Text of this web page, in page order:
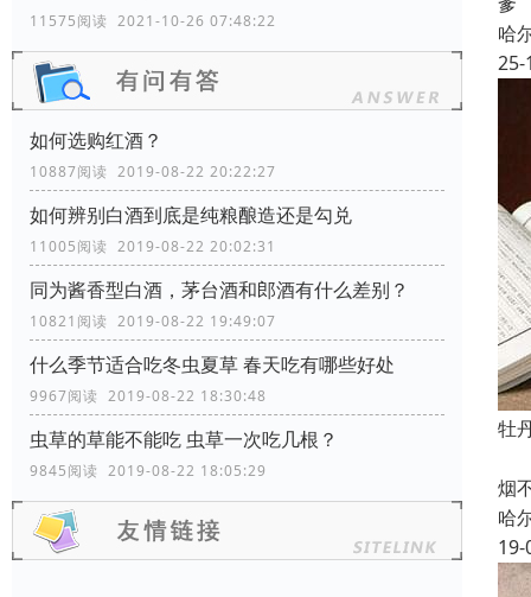
11575阅读 2021-10-26 07:48:22
如何选购红酒？
10887阅读 2019-08-22 20:22:27
如何辨别白酒到底是纯粮酿造还是勾兑
11005阅读 2019-08-22 20:02:31
同为酱香型白酒，茅台酒和郎酒有什么差别？
10821阅读 2019-08-22 19:49:07
什么季节适合吃冬虫夏草 春天吃有哪些好处
9967阅读 2019-08-22 18:30:48
虫草的草能不能吃 虫草一次吃几根？
9845阅读 2019-08-22 18:05:29
哈
25-
牡
烟
哈
19-